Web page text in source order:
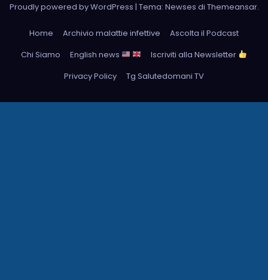
Proudly powered by WordPress | Tema: Newses di Themeansar.
Home Archivio malattie infettive
Ascolta il Podcast
Chi Siamo
English news
Iscriviti alla Newsletter
Privacy Policy
Tg Salutedomani TV